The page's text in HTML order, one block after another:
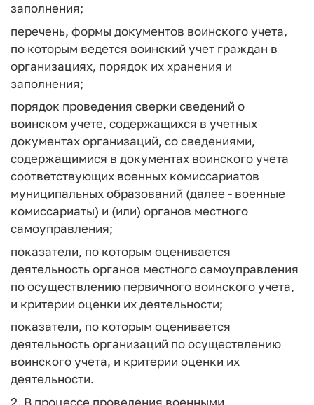
заполнения;
перечень, формы документов воинского учета,
по которым ведется воинский учет граждан в
организациях, порядок их хранения и
заполнения;
порядок проведения сверки сведений о
воинском учете, содержащихся в учетных
документах организаций, со сведениями,
содержащимися в документах воинского учета
соответствующих военных комиссариатов
муниципальных образований (далее - военные
комиссариаты) и (или) органов местного
самоуправления;
показатели, по которым оценивается
деятельность органов местного самоуправления
по осуществлению первичного воинского учета,
и критерии оценки их деятельности;
показатели, по которым оценивается
деятельность организаций по осуществлению
воинского учета, и критерии оценки их
деятельности.
2. В процессе проведения военными